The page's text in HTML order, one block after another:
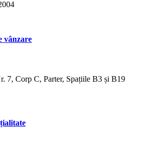
vânzare
7, Corp C, Parter, Spațiile B3 și B19